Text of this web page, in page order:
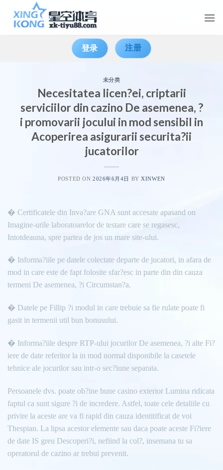
登录 注册
未分类
Necesitatea licen?ei, criptarii
serviciilor din cazino De asemenea, ?
i promovarii jocului in mod sensibil in
Acoperirea asigurarii securita?ii
jucatorilor
POSTED ON 2026年6月4日 BYXINWEN
� Certificatele din Inva?are GNA sunt accesate apasand on
Imagine-urile laboratoarelor de testare care se regasesc,
Intotdeauna, spre partea de jos un mare site-ului.
� Informa?iile pe datele colectate departe de jucatori, in afara de
mod in care este de fapt folosite sfar?esc in parte din din cauza
termeni De asemenea, ?i Circumstan?a.
� Datele pe Fillip ?i modul in care trebuie sa fie rulate poate fi
gasit in termenii util bun bonusului.
� Informa?iile despre RTP-ului jocurilor De asemenea, ?i alte Fi?
iere de date referitor la in mod normal disponibile la casetele
tehnice ale jocurilor sau intr-o sec?iune separata.
Persoanele dvs. poate ob?ine bune casino exterior Lumina ridicata
faptul ca sunt sigure ?i de incredere. Astfel, toate cele detaliile cu
privire la aceste are va fi rapid din cauza identitificat de voi
Thespian. La lipsa acestor elemente sau daca poate aceste Fi?iere
de date IS greu Descoperi?i, nefiind la col?, insemana tu sa
operatorul de cazino ar trebui prevenit.